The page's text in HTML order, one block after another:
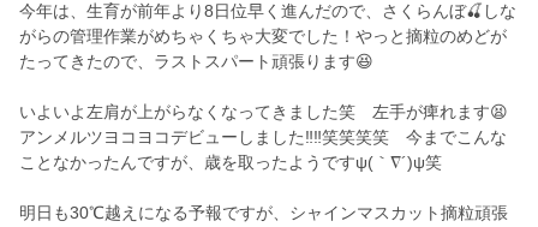
今年は、生育が前年より8日位早く進んだので、さくらんぼ🍒しな
がらの管理作業がめちゃくちゃ大変でした！やっと摘粒のめどが
たってきたので、ラストスパート頑張ります😆
いよいよ左肩が上がらなくなってきました笑 左手が痺れます😫
アンメルツヨコヨコデビューしました‼️‼️笑笑笑笑 今までこんな
ことなかったんですが、歳を取ったようですψ(｀∇´)ψ笑
明日も30℃越えになる予報ですが、シャインマスカット摘粒頑張